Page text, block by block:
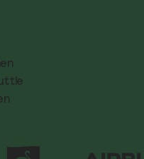
Entertainment
Logo ATG Alster-Touristik